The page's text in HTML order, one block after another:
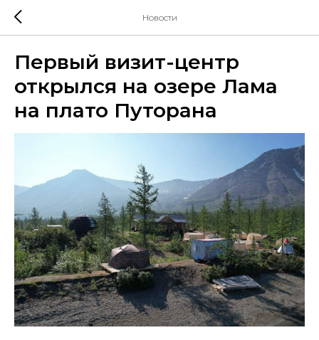
Новости
Первый визит-центр
открылся на озере Лама
на плато Путорана